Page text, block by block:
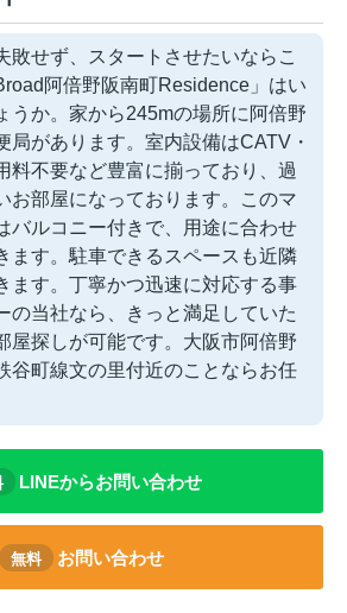
敗せず、スタートさせたいならこ
阿倍野阪南町Residence」はい
うか。家から245mの場所に阿倍野
局があります。室内設備はCATV・
料不要など豊富に揃っており、過
お部屋になっております。このマ
バルコニー付きで、用途に合わせ
ます。駐車できるスペースも近隣
ます。丁寧かつ迅速に対応する事
の当社なら、きっと満足していた
屋探しが可能です。大阪市阿倍野
谷町線文の里付近のことならお任
LINEからお問い合わせ
無料 お問い合わせ